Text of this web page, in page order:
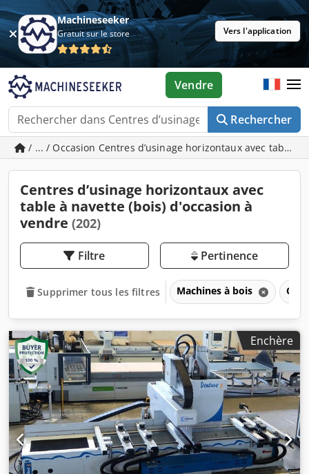
Machineseeker
Gratuit sur le store Vers l'application
Rechercher
Vendre
/ ... / Occasion Centres d’usinage horizontaux avec table à
Centres d’usinage horizontaux avec
table à navette (bois) d'occasion à
vendre (202)
Filtre Pertinence
Supprimer tous les filtres Machines à bois
Enchère